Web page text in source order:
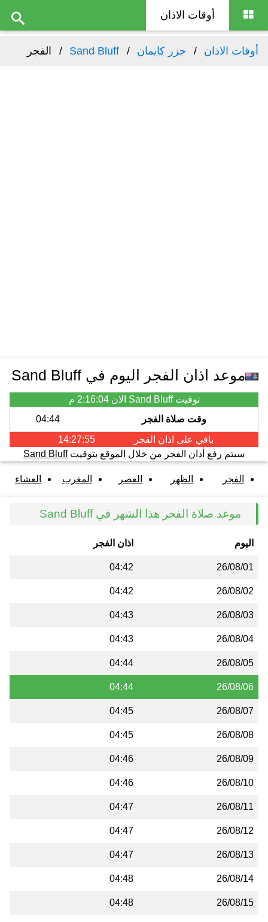
أوقات الاذان
أوقات الاذان جزر كايمان Sand Bluff الفجر
موعد اذان الفجر اليوم في Sand Bluff
توقيت Sand Bluff الان
2:16:04 م
وقت صلاة الفجر
04:44
باقي على اذان الفجر
14:27:55
سيتم رفع أذان الفجر من خلال الموقع بتوقيتSand Bluff
الفجر الظهر العصر المغرب العشاء
موعد صلاة الفجر هذا الشهر في Sand Bluff
اليوم اذان الفجر
26/08/01
04:42
26/08/02
04:42
26/08/03
04:43
26/08/04
04:43
26/08/05
04:44
26/08/06
04:44
26/08/07
04:45
26/08/08
04:45
26/08/09
04:46
26/08/10
04:46
26/08/11
04:47
26/08/12
04:47
26/08/13
04:47
26/08/14
04:48
26/08/15
04:48